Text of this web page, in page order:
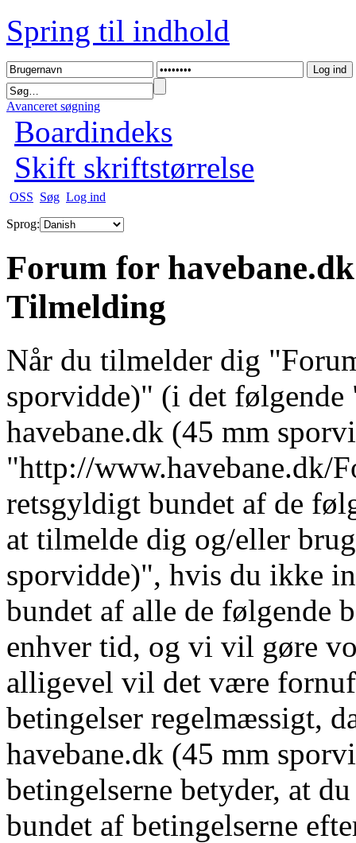
Spring til indhold
Avanceret søgning
Boardindeks
Skift skriftstørrelse
OSS Søg Log ind
Sprog:
Forum for
Tilmelding
Når du tilmelder dig
sporvidde)" (i det
havebane.dk (45 mm
"http://
retsgyldigt bundet af de
at tilmelde dig og/eller
sporvidde)", hvis du ikke
bundet af alle de følgende
enhver tid, og vi vil gøre
alligevel vil det være
betingelser regelmæssigt,
havebane.dk (45 mm
betingelserne betyder, at
bundet af betingelserne